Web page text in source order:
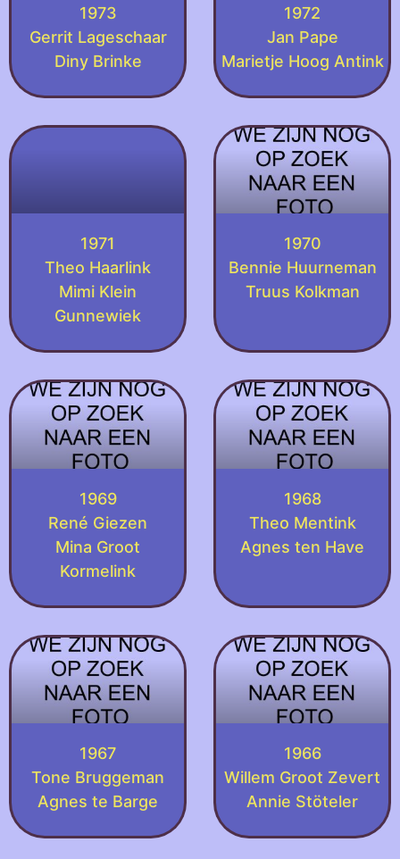
1973
Gerrit Lageschaar
Diny Brinke
1972
Jan Pape
Marietje Hoog Antink
1971
Theo Haarlink
Mimi Klein
Gunnewiek
1970
Bennie Huurneman
Truus Kolkman
1969
René Giezen
Mina Groot
Kormelink
1968
Theo Mentink
Agnes ten Have
1967
Tone Bruggeman
Agnes te Barge
1966
Willem Groot Zevert
Annie Stöteler